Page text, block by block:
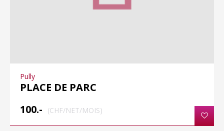
Pully
PLACE DE PARC
100.-
(CHF/NET/MOIS)